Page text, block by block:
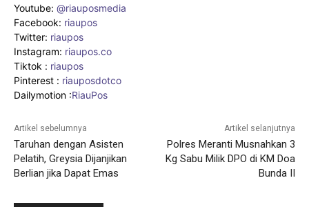
Youtube: @riauposmedia
Facebook: riaupos
Twitter: riaupos
Instagram: riaupos.co
Tiktok : riaupos
Pinterest : riauposdotco
Dailymotion :RiauPos
Artikel sebelumnya
Taruhan dengan Asisten
Pelatih, Greysia Dijanjikan
Berlian jika Dapat Emas
Artikel selanjutnya
Polres Meranti Musnahkan 3
Kg Sabu Milik DPO di KM Doa
Bunda II